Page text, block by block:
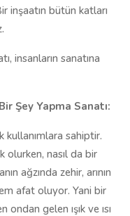
inşaatın bütün katları
insanların sanatına
Şey Yapma Sanatı:
kullanımlara sahiptir.
olurken, nasıl da bir
ağzında zehir, arının
afat oluyor. Yani bir
gelen ışık ve ısı